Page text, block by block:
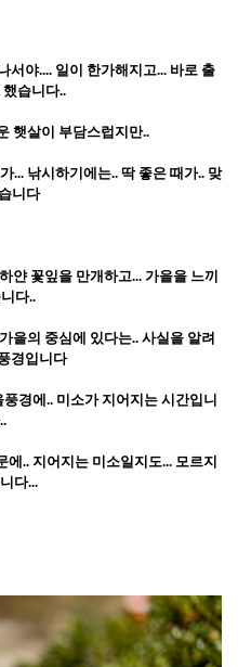
서야.... 일이 한가해지고... 바로 출
습니다..
햇살이 부담스럽지만..
... 낚시하기에는.. 딱 좋은 때가.. 맞
니다
얀 꽃잎을 만개하고... 가을을 느끼
다..
을의 중심에 있다는.. 사실을 알려
경입니다
경에.. 미소가 지어지는 시간입니
.. 지어지는 미소일지도... 모르지
다...